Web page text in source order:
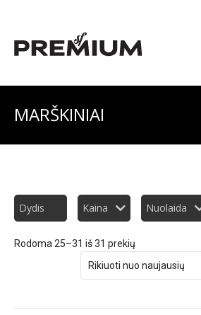
MARŠKINIAI
Dydis Kaina Nuolaida
Rodoma 25–31 iš 31 prekių